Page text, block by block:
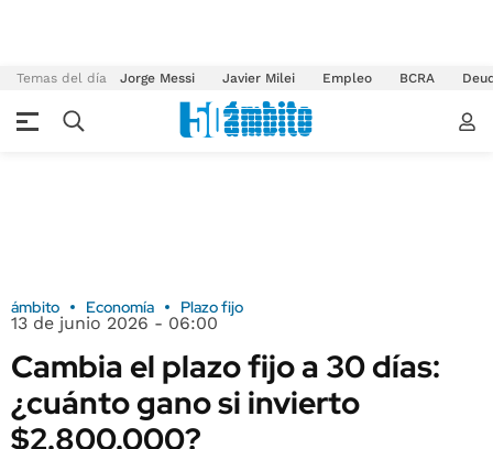
Temas del día Jorge Messi Javier Milei Empleo BCRA
ámbito Economía Plazo fijo
13 de junio 2026 - 06:00
Cambia el plazo fijo a 30 días:
¿cuánto gano si invierto
$2.800.000?